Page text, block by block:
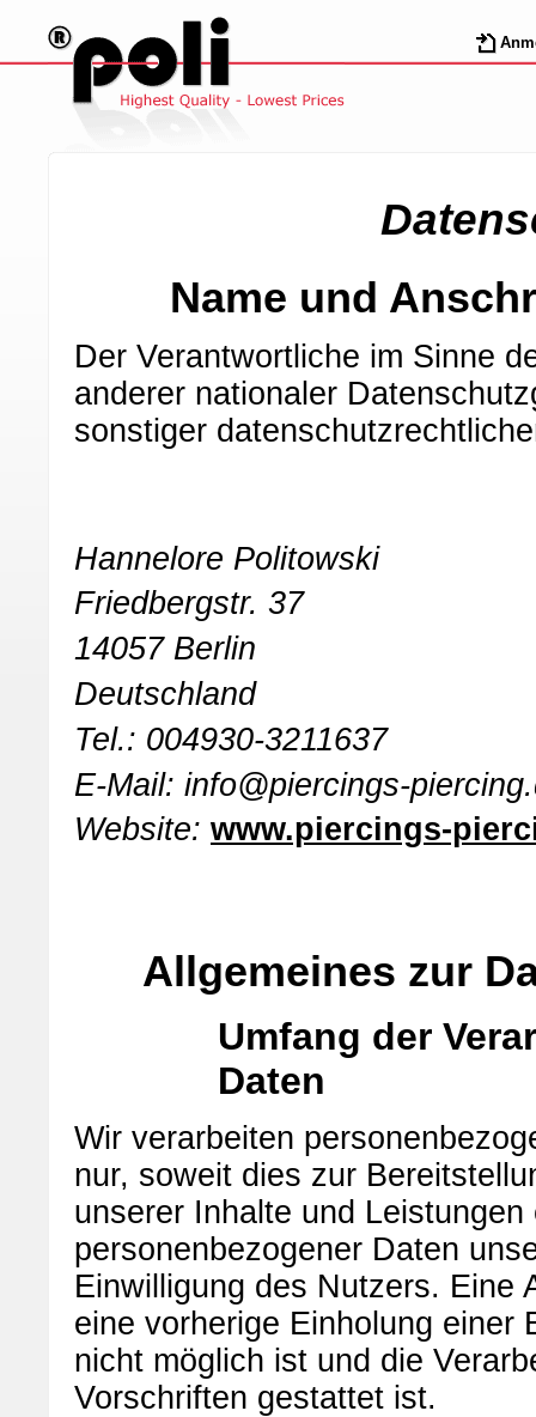
Name und
Der Verantwortliche im Sinne
anderer nationaler
sonstiger
Hannelore Politowski
Friedbergstr. 37
14057 Berlin
Deutschland
Tel.: 004930-3211637
E-Mail: info@piercings-
Website: www.piercings-
Allgemeines zur
Umfang der
Daten
Wir verarbeiten
nur, soweit dies zur
unserer Inhalte und
personenbezogener Daten
Einwilligung des Nutzers. Eine
eine vorherige Einholung einer
nicht möglich ist und die
Vorschriften gestattet ist.